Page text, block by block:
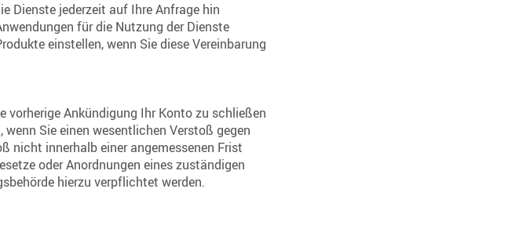
Dienste jederzeit auf Ihre Anfrage hin
für die Nutzung der Dienste
einstellen, wenn Sie diese Vereinbarung
vorherige Ankündigung Ihr Konto zu schließen
Sie einen wesentlichen Verstoß gegen
nicht innerhalb einer angemessenen Frist
oder Anordnungen eines zuständigen
hierzu verpflichtet werden.